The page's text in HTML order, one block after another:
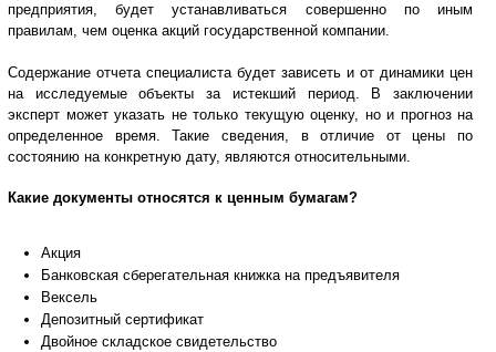
предприятия, будет устанавливаться совершенно по иным
правилам, чем оценка акций государственной компании.
Содержание отчета специалиста будет зависеть и от динамики цен
на исследуемые объекты за истекший период. В заключении
эксперт может указать не только текущую оценку, но и прогноз на
определенное время. Такие сведения, в отличие от цены по
состоянию на конкретную дату, являются относительными.
Какие документы относятся к ценным бумагам?
Акция
Банковская сберегательная книжка на предъявителя
Вексель
Депозитный сертификат
Двойное складское свидетельство